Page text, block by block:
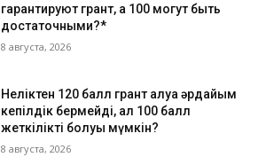
гарантируют грант, а 100 могут быть
достаточными?*
8 августа, 2026
Неліктен 120 балл грант алуға әрдайым
кепілдік бермейді, ал 100 балл
жеткілікті болуы мүмкін?
8 августа, 2026